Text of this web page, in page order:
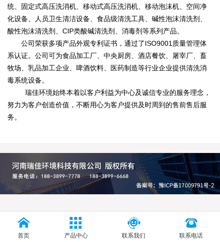
统、固定式高压洗消机、移动式高压洗消机、移动泡沫机、空间净
化设备、人员卫生清洁设备、食品级清洗工具、碱性泡沫清洗剂、
酸性泡沫清洗剂、CIP类酸碱清洗剂、消毒剂等系列产品。
公司荣获多项产品外观专利证书，通过了ISO9001质量管理体
系认证。公司可为食品加工厂、中央厨房、酒店餐饮、屠宰厂、畜
牧场、乳品加工企业、啤酒饮料、医药制造等行业企业提供清洗消
毒系统设备。
瑞佳环境始终本着以客户利益为中心及诚信专业的服务理念，
努力为客户创造价值，不断用心为客户提供及时周到的售前售后服
务。
首页 产品中心 联系我们 联系电话